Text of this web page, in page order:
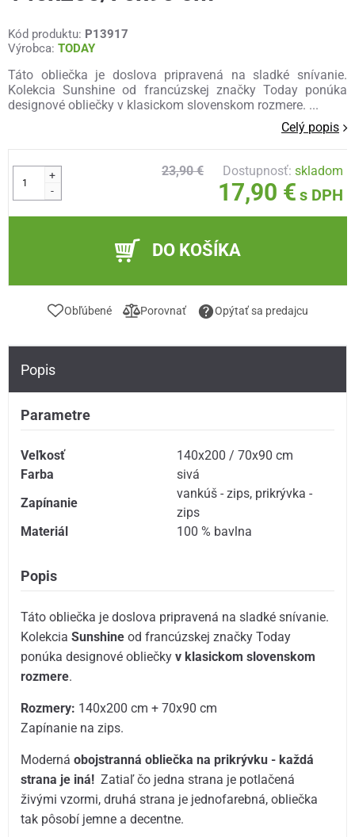
Kód produktu: P13917
Výrobca: TODAY
Táto obliečka je doslova pripravená na sladké snívanie.
Kolekcia Sunshine od francúzskej značky Today ponúka
designové obliečky v klasickom slovenskom rozmere. ...
Celý popis
+
-
23,90 € Dostupnosť:skladom
17,90 € s DPH
DO KOŠÍKA
Obľúbené Porovnať Opýtať sa predajcu
Popis
Parametre
Veľkosť
140x200 / 70x90 cm
Farba
sivá
Zapínanie
vankúš - zips, prikrývka -
zips
Materiál
100 % bavlna
Popis
Táto obliečka je doslova pripravená na sladké snívanie.
KolekciaSunshineod francúzskej značky Today
ponúka designové obliečkyv klasickom slovenskom
rozmere.
Rozmery: 140x200 cm + 70x90 cm
Zapínanie na zips.
Modernáobojstranná obliečka na prikrývku - každá
strana je iná!Zatiaľ čo jedna strana je potlačená
živými vzormi, druhá strana je jednofarebná, obliečka
tak pôsobí jemne a decentne.